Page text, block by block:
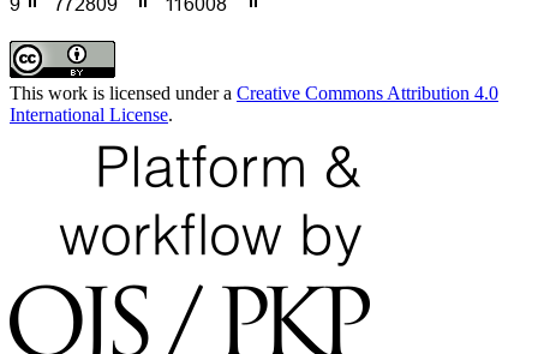
This work is licensed under a Creative Commons Attribution 4.0
International License.